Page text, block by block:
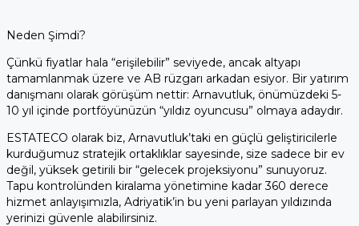
Neden Şimdi?
Çünkü fiyatlar hala “erişilebilir” seviyede, ancak altyapı
tamamlanmak üzere ve AB rüzgarı arkadan esiyor. Bir yatırım
danışmanı olarak görüşüm nettir: Arnavutluk, önümüzdeki 5-
10 yıl içinde portföyünüzün “yıldız oyuncusu” olmaya adaydır.
ESTATECO olarak biz, Arnavutluk’taki en güçlü geliştiricilerle
kurduğumuz stratejik ortaklıklar sayesinde, size sadece bir ev
değil, yüksek getirili bir “gelecek projeksiyonu” sunuyoruz.
Tapu kontrolünden kiralama yönetimine kadar 360 derece
hizmet anlayışımızla, Adriyatik’in bu yeni parlayan yıldızında
yerinizi güvenle alabilirsiniz.